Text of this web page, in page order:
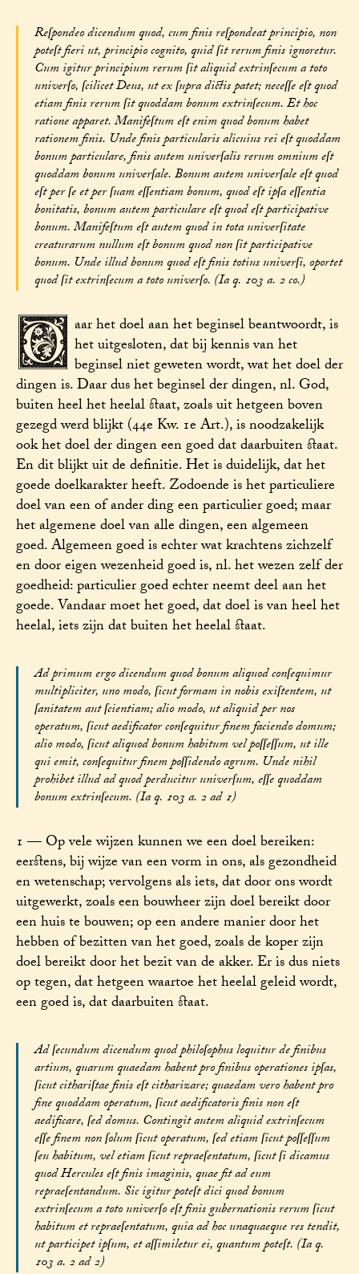
Reſpondeo dicendum quod, cum finis reſpondeat principio, non
poteſt fieri ut, principio cognito, quid ſit rerum finis ignoretur.
Cum igitur principium rerum ſit aliquid extrinſecum a toto
univerſo, ſcilicet Deus, ut ex ſupra dictis patet; neceſſe eſt quod
etiam finis rerum ſit quoddam bonum extrinſecum. Et hoc
ratione apparet. Manifeſtum eſt enim quod bonum habet
rationem finis. Unde finis particularis alicuius rei eſt quoddam
bonum particulare, finis autem univerſalis rerum omnium eſt
quoddam bonum univerſale. Bonum autem univerſale eſt quod
eſt per ſe et per ſuam eſſentiam bonum, quod eſt ipſa eſſentia
bonitatis, bonum autem particulare eſt quod eſt participative
bonum. Manifeſtum eſt autem quod in tota univerſitate
creaturarum nullum eſt bonum quod non ſit participative
bonum. Unde illud bonum quod eſt finis totius univerſi, oportet
quod ſit extrinſecum a toto univerſo. (Ia q. 103 a. 2 co.)
D aar het doel aan het beginsel beantwoordt, is
het uitgesloten, dat bij kennis van het
beginsel niet geweten wordt, wat het doel der
dingen is. Daar dus het beginsel der dingen, nl. God,
buiten heel het heelal staat, zoals uit hetgeen boven
gezegd werd blijkt (44e Kw. 1e Art.), is noodzakelijk
ook het doel der dingen een goed dat daarbuiten staat.
En dit blijkt uit de definitie. Het is duidelijk, dat het
goede doelkarakter heeft. Zodoende is het particuliere
doel van een of ander ding een particulier goed; maar
het algemene doel van alle dingen, een algemeen
goed. Algemeen goed is echter wat krachtens zichzelf
en door eigen wezenheid goed is, nl. het wezen zelf der
goedheid: particulier goed echter neemt deel aan het
goede. Vandaar moet het goed, dat doel is van heel het
heelal, iets zijn dat buiten het heelal staat.
Ad primum ergo dicendum quod bonum aliquod conſequimur
multipliciter, uno modo, ſicut formam in nobis exiſtentem, ut
ſanitatem aut ſcientiam; alio modo, ut aliquid per nos
operatum, ſicut aedificator conſequitur finem faciendo domum;
alio modo, ſicut aliquod bonum habitum vel poſſeſſum, ut ille
qui emit, conſequitur finem poſſidendo agrum. Unde nihil
prohibet illud ad quod perducitur univerſum, eſſe quoddam
bonum extrinſecum. (Ia q. 103 a. 2 ad 1)
1 — Op vele wijzen kunnen we een doel bereiken:
eerstens, bij wijze van een vorm in ons, als gezondheid
en wetenschap; vervolgens als iets, dat door ons wordt
uitgewerkt, zoals een bouwheer zijn doel bereikt door
een huis te bouwen; op een andere manier door het
hebben of bezitten van het goed, zoals de koper zijn
doel bereikt door het bezit van de akker. Er is dus niets
op tegen, dat hetgeen waartoe het heelal geleid wordt,
een goed is, dat daarbuiten staat.
Ad ſecundum dicendum quod philoſophus loquitur de finibus
artium, quarum quaedam habent pro finibus operationes ipſas,
ſicut cithariſtae finis eſt citharizare; quaedam vero habent pro
fine quoddam operatum, ſicut aedificatoris finis non eſt
aedificare, ſed domus. Contingit autem aliquid extrinſecum
eſſe finem non ſolum ſicut operatum, ſed etiam ſicut poſſeſſum
ſeu habitum, vel etiam ſicut repraeſentatum, ſicut ſi dicamus
quod Hercules eſt finis imaginis, quae fit ad eum
repraeſentandum. Sic igitur poteſt dici quod bonum
extrinſecum a toto univerſo eſt finis gubernationis rerum ſicut
habitum et repraeſentatum, quia ad hoc unaquaeque res tendit,
ut participet ipſum, et aſſimiletur ei, quantum poteſt. (Ia q.
103 a. 2 ad 2)